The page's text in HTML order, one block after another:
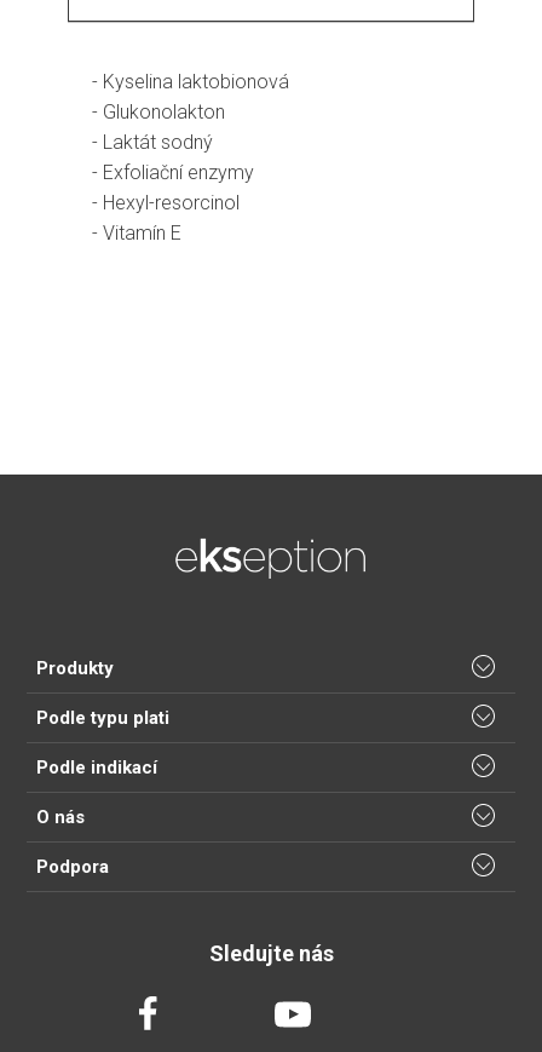
- Kyselina laktobionová
- Glukonolakton
- Laktát sodný
- Exfoliační enzymy
- Hexyl-resorcinol
- Vitamín E
Produkty
Podle typu plati
Podle indikací
O nás
Podpora
Sledujte nás